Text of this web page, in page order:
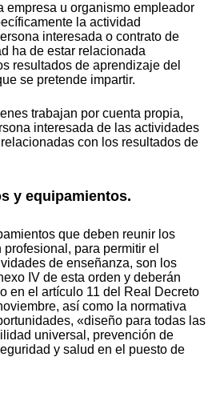
empresa u organismo empleador
la actividad
interesada o contrato de
ha de estar relacionada
resultados de aprendizaje del
se pretende impartir.
trabajan por cuenta propia,
interesada de las actividades
con los resultados de
y equipamientos.
que deben reunir los
para permitir el
de enseñanza, son los
IV de esta orden y deberán
en el artículo 11 del Real Decreto
así como la normativa
«diseño para todas las
universal, prevención de
y salud en el puesto de